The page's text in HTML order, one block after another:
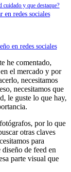
cuidado y que destaque?
en redes sociales
en redes sociales
he comentado,
el mercado y por
necesitamos
necesitamos que
le guste lo que hay,
por lo que
otras claves
para
de feed en
parte visual que